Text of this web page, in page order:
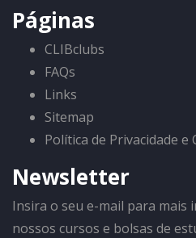
Páginas
CLIBclubs
FAQs
Links
Sitemap
Política de Privacidade e
Newsletter
Insira o seu e-mail para mais
nossos cursos e bolsas de